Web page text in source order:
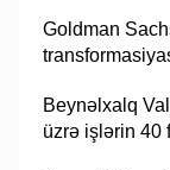
Goldman
Beynəlxalq
üzrə işlərin 40